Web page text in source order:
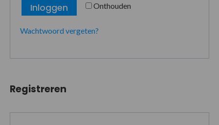
Onthouden
Inloggen
Wachtwoord vergeten?
Registreren